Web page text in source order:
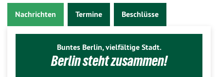
Nachrichten Termine Beschlüsse
Buntes Berlin, vielfältige Stadt.
Berlin steht zusammen!